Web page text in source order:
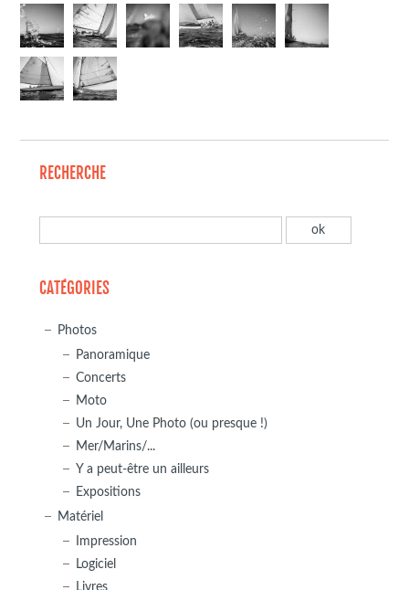
RECHERCHE
CATÉGORIES
Photos
Panoramique
Concerts
Moto
Un Jour, Une Photo (ou presque !)
Mer/Marins/...
Y a peut-être un ailleurs
Expositions
Matériel
Impression
Logiciel
Livres